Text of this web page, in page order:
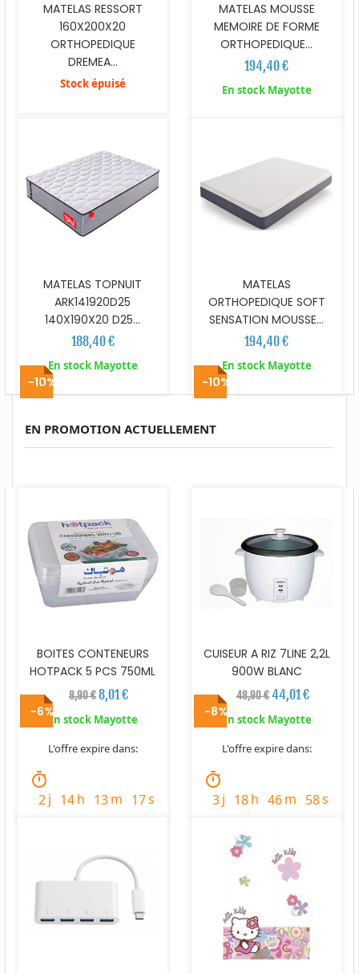
MATELAS RESSORT
160X200X20
ORTHOPEDIQUE
DREMEA...
Stock épuisé
MATELAS MOUSSE
MEMOIRE DE FORME
ORTHOPEDIQUE...
194,40 €
En stock Mayotte
MATELAS TOPNUIT
ARK141920D25
140X190X20 D25...
188,40 €
En stock Mayotte
MATELAS
ORTHOPEDIQUE SOFT
SENSATION MOUSSE...
194,40 €
En stock Mayotte
EN PROMOTION ACTUELLEMENT
-10%
BOITES CONTENEURS
HOTPACK 5 PCS 750ML
8,90 €8,01 €
En stock Mayotte
L'offre expire dans:
timer
2j 14h 13m 16s
-10%
CUISEUR A RIZ 7LINE 2,2L
900W BLANC
48,90 € 44,01 €
En stock Mayotte
L'offre expire dans:
timer
3j 18h 46m 57s
-6% -8%